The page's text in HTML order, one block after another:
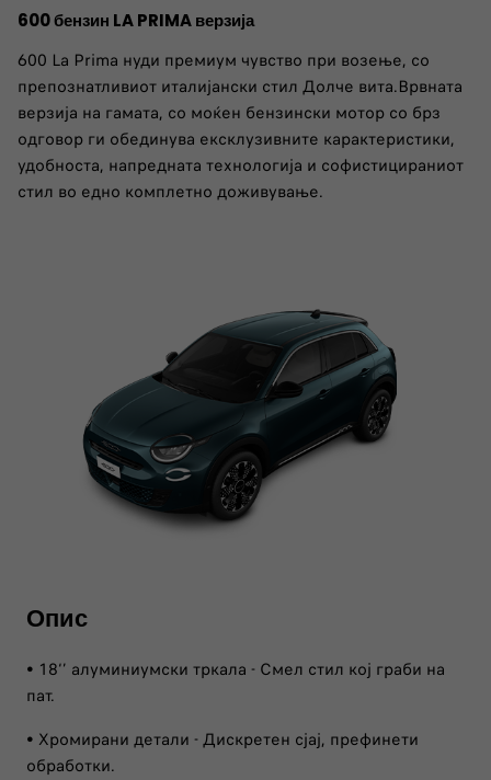
600 бензин LA PRIMA верзија
600 La Prima нуди премиум чувство при возење, со
препознатливиот италијански стил Долче вита.Врвната
верзија на гамата, со моќен бензински мотор со брз
одговор ги обединува ексклузивните карактеристики,
удобноста, напредната технологија и софистицираниот
стил во едно комплетно доживување.
Опис
• 18‘’ алуминиумски тркала​ - Смел стил кој граби на
пат.
• Хромирани детали​ - Дискретен сјај, префинети
обработки.